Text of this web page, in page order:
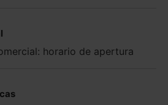
horario de apertura